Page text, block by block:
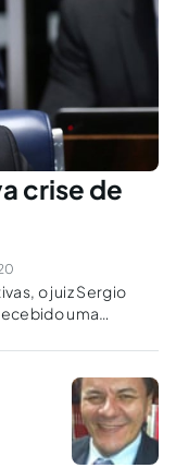
crise de
o juiz Sergio
uma